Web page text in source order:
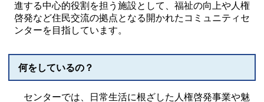
進する中心的役割を担う施設として、福祉の向上や人権
啓発など住民交流の拠点となる開かれたコミュニティセ
ンターを目指しています。
何をしているの？
センターでは、日常生活に根ざした人権啓発事業や魅